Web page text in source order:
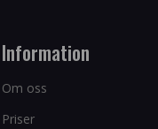
Information
Om oss
Priser